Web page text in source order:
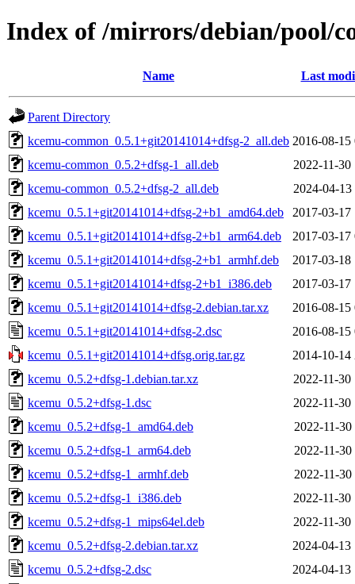
Index of /mirrors/debian/pool/
Name Last
Parent Directory
kcemu-common_0.5.1+git20141014+dfsg-2_all.deb 2016-08-15
kcemu-common_0.5.2+dfsg-1_all.deb
2022-11-30
kcemu-common_0.5.2+dfsg-2_all.deb
2024-04-13
kcemu_0.5.1+git20141014+dfsg-2+b1_amd64.deb
2017-03-17
kcemu_0.5.1+git20141014+dfsg-2+b1_arm64.deb
2017-03-17
kcemu_0.5.1+git20141014+dfsg-2+b1_armhf.deb
2017-03-18
kcemu_0.5.1+git20141014+dfsg-2+b1_i386.deb
2017-03-17
kcemu_0.5.1+git20141014+dfsg-2.debian.tar.xz
2016-08-15
kcemu_0.5.1+git20141014+dfsg-2.dsc
2016-08-15
kcemu_0.5.1+git20141014+dfsg.orig.tar.gz
2014-10-14
kcemu_0.5.2+dfsg-1.debian.tar.xz
2022-11-30
kcemu_0.5.2+dfsg-1.dsc
2022-11-30
kcemu_0.5.2+dfsg-1_amd64.deb
2022-11-30
kcemu_0.5.2+dfsg-1_arm64.deb
2022-11-30
kcemu_0.5.2+dfsg-1_armhf.deb
2022-11-30
kcemu_0.5.2+dfsg-1_i386.deb
2022-11-30
kcemu_0.5.2+dfsg-1_mips64el.deb
2022-11-30
kcemu_0.5.2+dfsg-2.debian.tar.xz
2024-04-13
kcemu_0.5.2+dfsg-2.dsc
2024-04-13